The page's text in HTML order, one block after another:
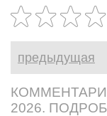
предыдущая
КОММЕНТАРИИ
2026.